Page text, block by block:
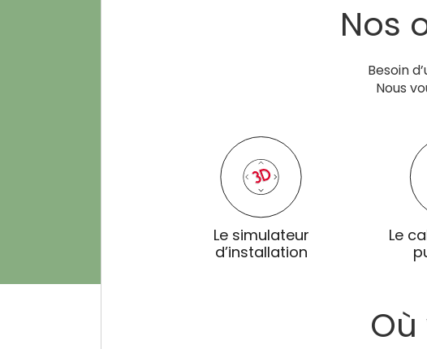
Nos
Besoin
Nous
Le simulateur
d’installation
Le